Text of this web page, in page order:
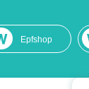
Epfshop